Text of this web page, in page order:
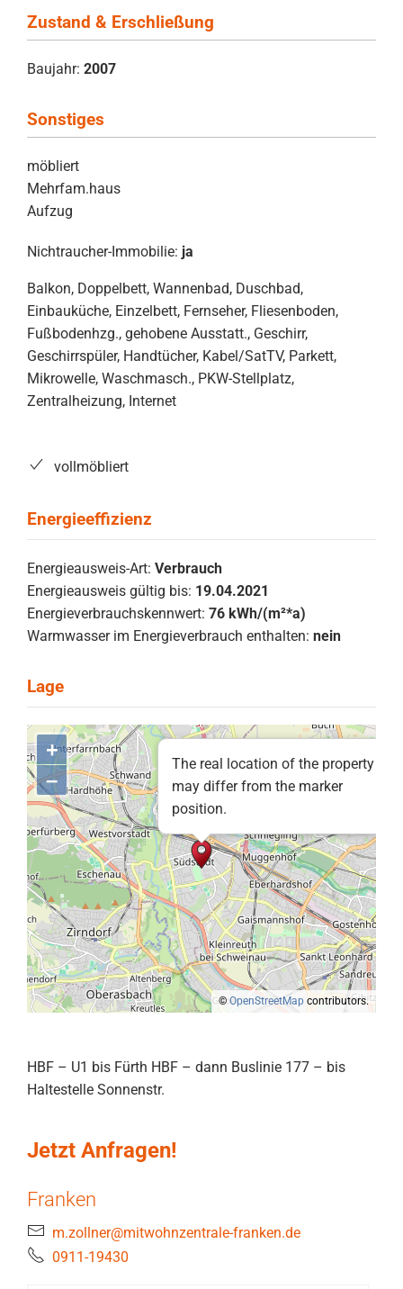
Zustand & Erschließung
Baujahr: 2007
Sonstiges
möbliert
Mehrfam.haus
Aufzug
Nichtraucher-Immobilie: ja
Balkon, Doppelbett, Wannenbad, Duschbad,
Einbauküche, Einzelbett, Fernseher, Fliesenboden,
Fußbodenhzg., gehobene Ausstatt., Geschirr,
Geschirrspüler, Handtücher, Kabel/SatTV, Parkett,
Mikrowelle, Waschmasch., PKW-Stellplatz,
Zentralheizung, Internet
vollmöbliert
Energieausweis-Art: Verbrauch
Energieausweis gültig bis: 19.04.2021
Energieverbrauchskennwert: 76 kWh/(m²*a)
Warmwasser im Energieverbrauch enthalten: nein
The real location of the property
may differ from the marker
position.
+
–
©OpenStreetMap contributors.
HBF – U1 bis Fürth HBF – dann Buslinie 177 – bis
Haltestelle Sonnenstr.
Jetzt Anfragen!
Franken
m.zollner@mitwohnzentrale-franken.de
0911-19430